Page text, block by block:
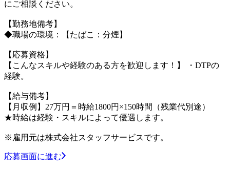
にご相談ください。
【勤務地備考】
◆職場の環境：【たばこ：分煙】
【応募資格】
【こんなスキルや経験のある方を歓迎します！】 ・DTPの
経験。
【給与備考】
【月収例】27万円＝時給1800円×150時間（残業代別途）
★時給は経験・スキルによって優遇します。
※雇用元は株式会社スタッフサービスです。
応募画面に進む